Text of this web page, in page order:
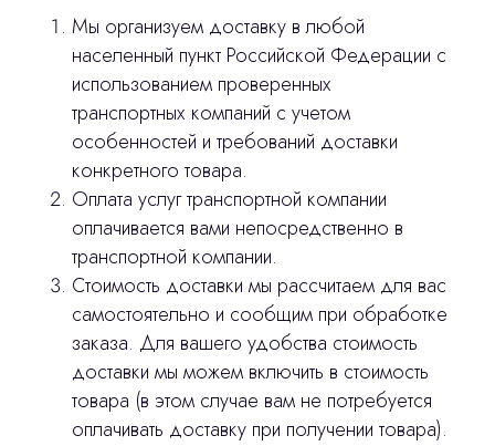
Мы организуем доставку в любой
населенный пункт Российской Федерации с
использованием проверенных
транспортных компаний с учетом
особенностей и требований доставки
конкретного товара.
Оплата услуг транспортной компании
оплачивается вами непосредственно в
транспортной компании.
Стоимость доставки мы рассчитаем для вас
самостоятельно и сообщим при обработке
заказа. Для вашего удобства стоимость
доставки мы можем включить в стоимость
товара (в этом случае вам не потребуется
оплачивать доставку при получении товара).
Остались вопросы
оставьте контакты, мы свяжемся и